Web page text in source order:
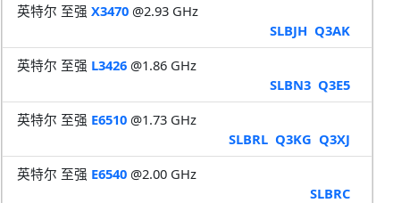
英特尔 至强 X3470@2.93 GHz
SLBJH Q3AK
英特尔 至强 L3426@1.86 GHz
SLBN3 Q3E5
英特尔 至强 E6510@1.73 GHz
SLBRL Q3KG Q3XJ
英特尔 至强 E6540@2.00 GHz
SLBRC